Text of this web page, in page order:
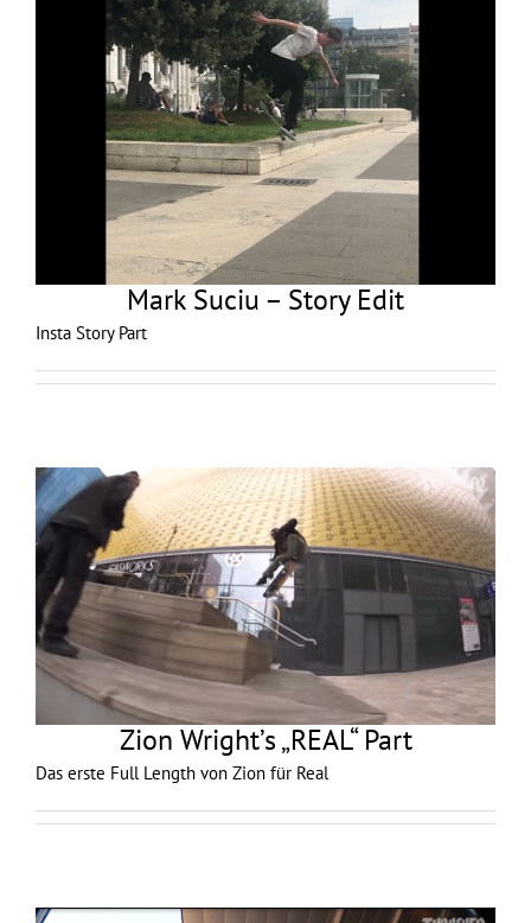
Mark Suciu – Story Edit
Insta Story Part
Zion Wright’s „REAL“ Part
Das erste Full Length von Zion für Real